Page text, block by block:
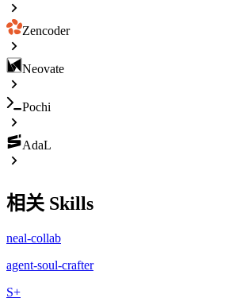
Zencoder
Neovate
Pochi
AdaL
相关 Skills
neal-collab
agent-soul-crafter
S+